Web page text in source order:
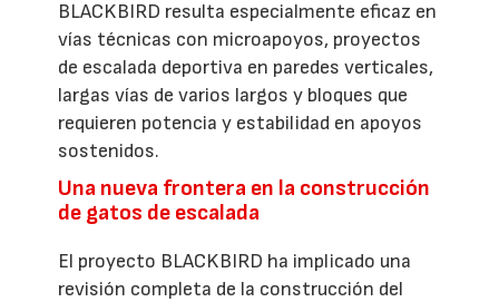
BLACKBIRD resulta especialmente eficaz en
vías técnicas con microapoyos, proyectos
de escalada deportiva en paredes verticales,
largas vías de varios largos y bloques que
requieren potencia y estabilidad en apoyos
sostenidos.
Una nueva frontera en la construcción
de gatos de escalada
El proyecto BLACKBIRD ha implicado una
revisión completa de la construcción del